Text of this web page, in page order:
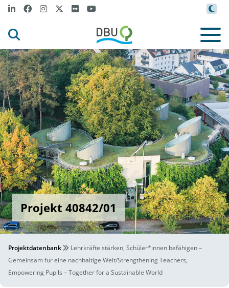
Projekt 40842/01
Projektdatenbank
Lehrkräfte stärken, Schüler*innen befähigen –
Gemeinsam für eine nachhaltige Welt/Strengthening Teachers,
Empowering Pupils – Together for a Sustainable World